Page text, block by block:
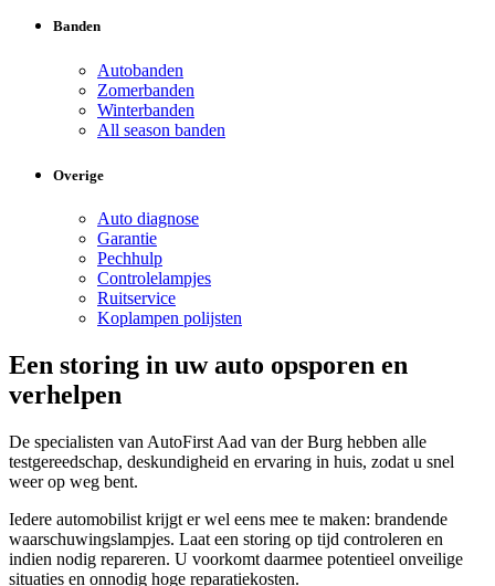
Banden
Autobanden
Zomerbanden
Winterbanden
All season banden
Overige
Auto diagnose
Garantie
Pechhulp
Controlelampjes
Ruitservice
Koplampen polijsten
Een storing in uw auto opsporen en
verhelpen
De specialisten van AutoFirst Aad van der Burg hebben alle
testgereedschap, deskundigheid en ervaring in huis, zodat u snel
weer op weg bent.
Iedere automobilist krijgt er wel eens mee te maken: brandende
waarschuwingslampjes. Laat een storing op tijd controleren en
indien nodig repareren. U voorkomt daarmee potentieel onveilige
situaties en onnodig hoge reparatiekosten.